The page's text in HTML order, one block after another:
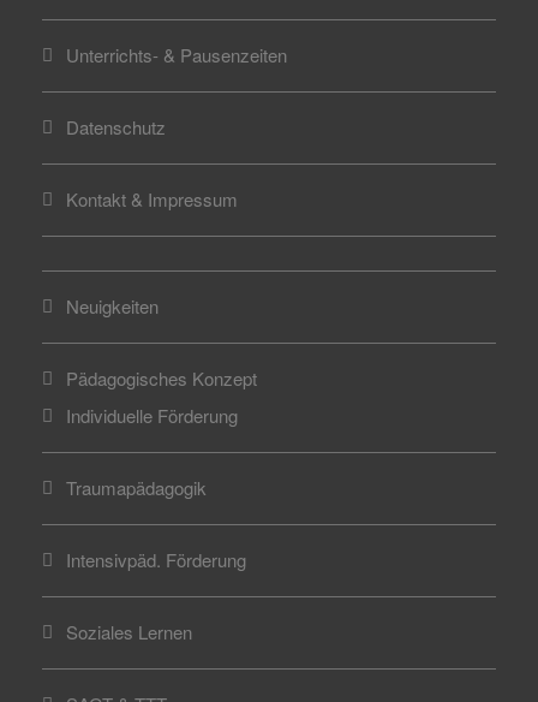
Unterrichts- & Pausenzeiten
Datenschutz
Kontakt & Impressum
Neuigkeiten
Pädagogisches Konzept
Individuelle Förderung
Traumapädagogik
Intensivpäd. Förderung
Soziales Lernen